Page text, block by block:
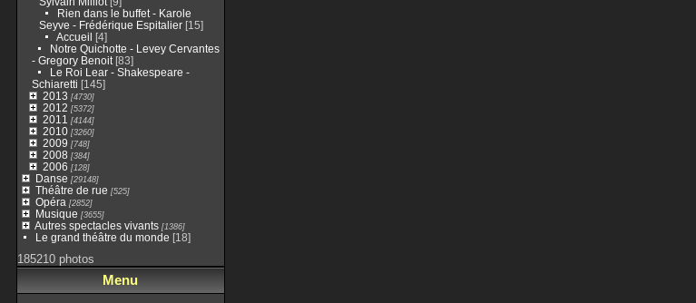
Rien dans le buffet - Karole
Seyve - Frédérique Espitalier[15]
Accueil [4]
Notre Quichotte - Levey Cervantes
- Gregory Benoit[83]
Le Roi Lear - Shakespeare -
Schiaretti [145]
2013 [4730]
2012 [5372]
2011 [4144]
2010[3260]
2009 [748]
2008 [384]
2006 [128]
Danse [29148]
Théâtre de rue [525]
Opéra [2852]
Musique [3655]
Autres spectacles vivants[1386]
Le grand théâtre du monde [18]
185210 photos
Menu